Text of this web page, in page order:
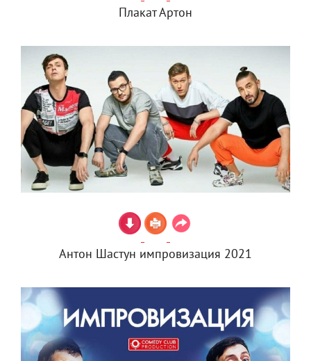
Плакат Артон
Антон Шастун импровизация 2021